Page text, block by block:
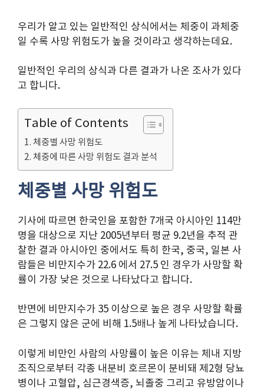
우리가 알고 있는 일반적인 상식에서는 체중이 과체중
일 수록 사망 위험도가 높을 것이라고 생각하는데요.
일반적인 우리의 상식과 다른 결과가 나온 조사가 있다
고 합니다.
Table of Contents
체중별 사망 위험도
체중에 따른 사망 위험도 결과 분석
체중별 사망 위험도
기사에 따르면 한국인을 포함한 7개국 아시아인 114만
명을 대상으로 지난 2005년부터 평균 9.2년을 추적 관
찰한 결과 아시아인 중에서도 특히 한국, 중국, 일본 사
람들은 비만지수가 22.6 에서 27.5 인 경우가 사망할 확
률이 가장 낮은 것으로 나타났다고 합니다.
반면에 비만지수가 35 이상으로 높은 경우 사망할 확률
은 그렇지 않은 군에 비해 1.5배나 높게 나타났습니다.
이렇게 비만인 사람의 사망률이 높은 이유는 체내 지방
조직으로부터 각종 내분비 호르몬이 분비돼 제2형 당뇨
병이나 고혈압, 심근경색증, 뇌졸중 그리고 유방암이나